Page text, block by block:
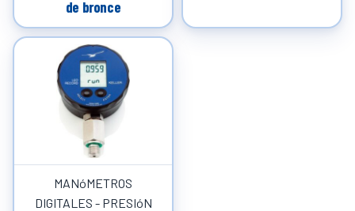
de bronce
MANóMETROS
DIGITALES - PRESIóN